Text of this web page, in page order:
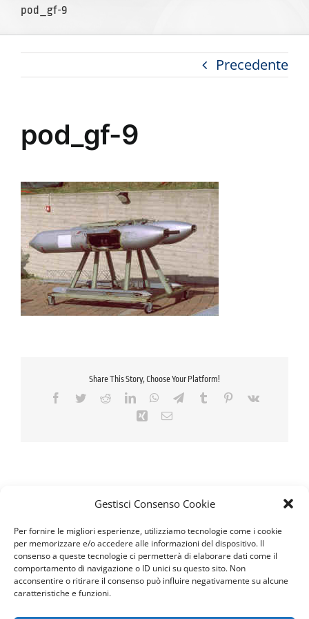
Gestisci Consenso Cookie
Per fornire le migliori esperienze, utilizziamo tecnologie come i cookie
per memorizzare e/o accedere alle informazioni del dispositivo. Il
consenso a queste tecnologie ci permetterà di elaborare dati come il
comportamento di navigazione o ID unici su questo sito. Non
acconsentire o ritirare il consenso può influire negativamente su alcune
caratteristiche e funzioni.
pod_gf-9
Precedente
pod_gf-9
Share This Story, Choose Your Platform!
Facebook
TwitterRedditLinkedInWhatsApp
TelegramTumblr Pinterest
Vk
Xing Email
Seguici sui Social